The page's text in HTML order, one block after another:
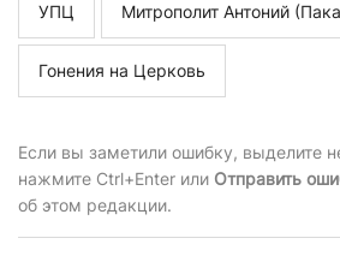
УПЦ Митрополит Антоний
Гонения на Церковь
Если вы заметили ошибку, выделите
нажмите Ctrl+Enter или Отправить
об этом редакции.